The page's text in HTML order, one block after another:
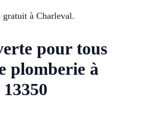
gratuit à Charleval.
pour tous
plomberie à